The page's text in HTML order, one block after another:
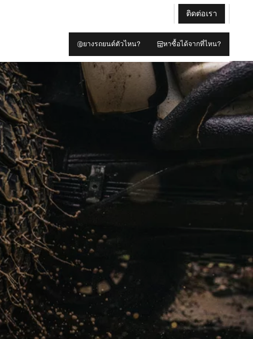
ติดต่อเรา
ยางรถยนต์ตัวไหน? หาซื้อได้จากที่ไหน?